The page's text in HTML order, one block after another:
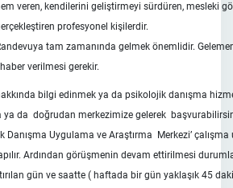
veren, kendilerini geliştirmeyi sürdüren, mesleki
profesyonel kişilerdir.
tam zamanında gelmek önemlidir.
verilmesi gerekir.
bilgi edinmek ya da psikolojik danışma
ya da doğrudan merkezimize gelerek
Danışma Uygulama ve Araştırma Merkezi’
Ardından görüşmenin devam ettirilmesi
gün ve saatte ( haftada bir gün yaklaşık 45